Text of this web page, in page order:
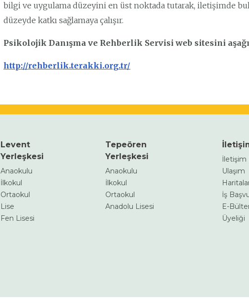
bilgi ve uygulama düzeyini en üst noktada tutarak, iletişimde
düzeyde katkı sağlamaya çalışır.
Psikolojik Danışma ve Rehberlik Servisi web sitesini
http://rehberlik.terakki.org.tr/
Levent
Yerleşkesi
Anaokulu
İlkokul
Ortaokul
Lise
Fen Lisesi
Tepeören
Yerleşkesi
Anaokulu
İlkokul
Ortaokul
Anadolu Lisesi
İletişim
Ulaşım
İş
E-
Üyeliği